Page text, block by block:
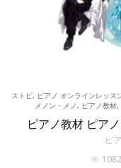
ストピ, ピアノ オンラインレッス
メノン・メノ , ピアノ教材,
ピアノ教材 ピア
ピ